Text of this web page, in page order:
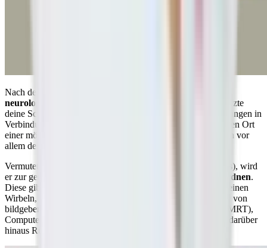
Nach dem Gespräch wird dein Arzt vermutlich einige
neurologische Untersuchungen durchführen
. Da viele Ärzte
deine Schmerzen mit Nervenreizungen oder Nervenschädigungen in
Verbindung bringen, zielen diese Tests darauf ab, den genauen Ort
einer möglichen Verletzung zu bestimmen. Überprüft werden vor
allem deine
Vermutet der Arzt einen Bandscheibenvorfall (Discusprolaps), wird
er zur genauen Diagnose eine
Röntgenuntersuchung anordnen.
Diese gibt Aufschlüsse über eventuelle Veränderungen an deinen
Wirbeln, den Bandscheiben und dem Wirbelkanal. Mit Hilfe von
bildgebenden Verfahren wie Magnetresonanztomographie (MRT),
Computertomographie (CT) oder Myelographie lassen sich darüber
hinaus Rückenmark und Nervenwurzeln darstellen.